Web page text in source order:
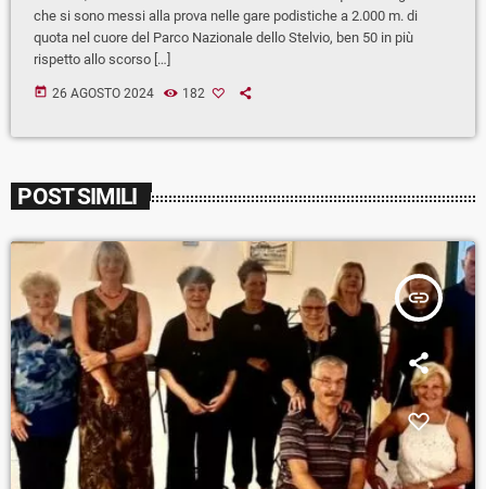
che si sono messi alla prova nelle gare podistiche a 2.000 m. di
quota nel cuore del Parco Nazionale dello Stelvio, ben 50 in più
rispetto allo scorso […]
today 26 AGOSTO 2024 182
POST SIMILI
insert_link